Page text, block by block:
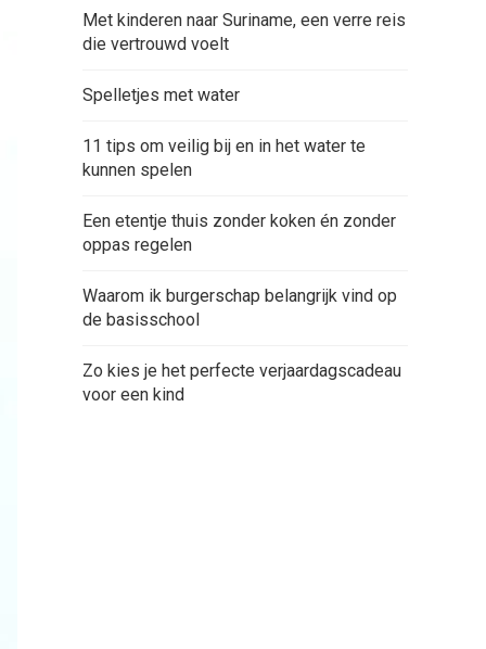
Met kinderen naar Suriname, een verre reis
die vertrouwd voelt
Spelletjes met water
11 tips om veilig bij en in het water te
kunnen spelen
Een etentje thuis zonder koken én zonder
oppas regelen
Waarom ik burgerschap belangrijk vind op
de basisschool
Zo kies je het perfecte verjaardagscadeau
voor een kind